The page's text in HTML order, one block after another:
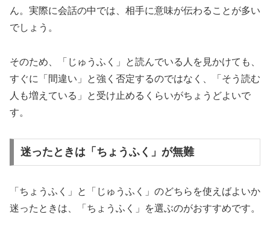
ん。実際に会話の中では、相手に意味が伝わることが多い
でしょう。
そのため、「じゅうふく」と読んでいる人を見かけても、
すぐに「間違い」と強く否定するのではなく、「そう読む
人も増えている」と受け止めるくらいがちょうどよいで
す。
迷ったときは「ちょうふく」が無難
「ちょうふく」と「じゅうふく」のどちらを使えばよいか
迷ったときは、「ちょうふく」を選ぶのがおすすめです。